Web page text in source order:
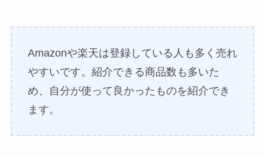
Amazonや楽天は登録している人も多く売れ
やすいです。紹介できる商品数も多いた
め、自分が使って良かったものを紹介でき
ます。